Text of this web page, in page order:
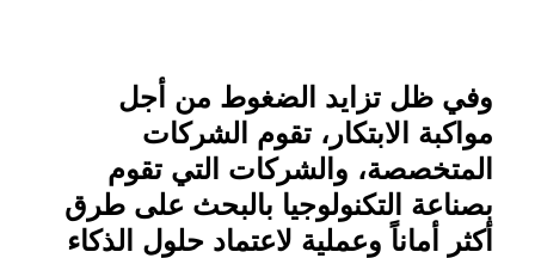
وفي ظل تزايد الضغوط من أجل
مواكبة الابتكار، تقوم الشركات
المتخصصة، والشركات التي تقوم
بصناعة التكنولوجيا بالبحث على طرق
أكثر أماناً وعملية لاعتماد حلول الذكاء